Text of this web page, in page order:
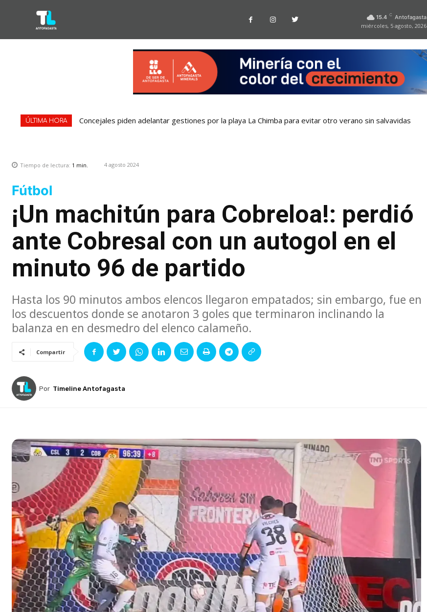
15.4 C Antofagasta
miércoles, 5 agosto, 2026
ÚLTIMA HORA Concejales piden adelantar gestiones por la playa La Chimba para evitar otro verano sin salvavidas
Tiempo de lectura: 1 min. 4 agosto 2024
Fútbol
¡Un machitún para Cobreloa!: perdió
ante Cobresal con un autogol en el
minuto 96 de partido
Hasta los 90 minutos ambos elencos llegaron empatados; sin embargo, fue en
los descuentos donde se anotaron 3 goles que terminaron inclinando la
balanza en en desmedro del elenco calameño.
Compartir
Por Timeline Antofagasta